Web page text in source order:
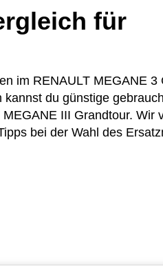
für
im RENAULT MEGANE
du günstige
III Grandtour. Wir
bei der Wahl des